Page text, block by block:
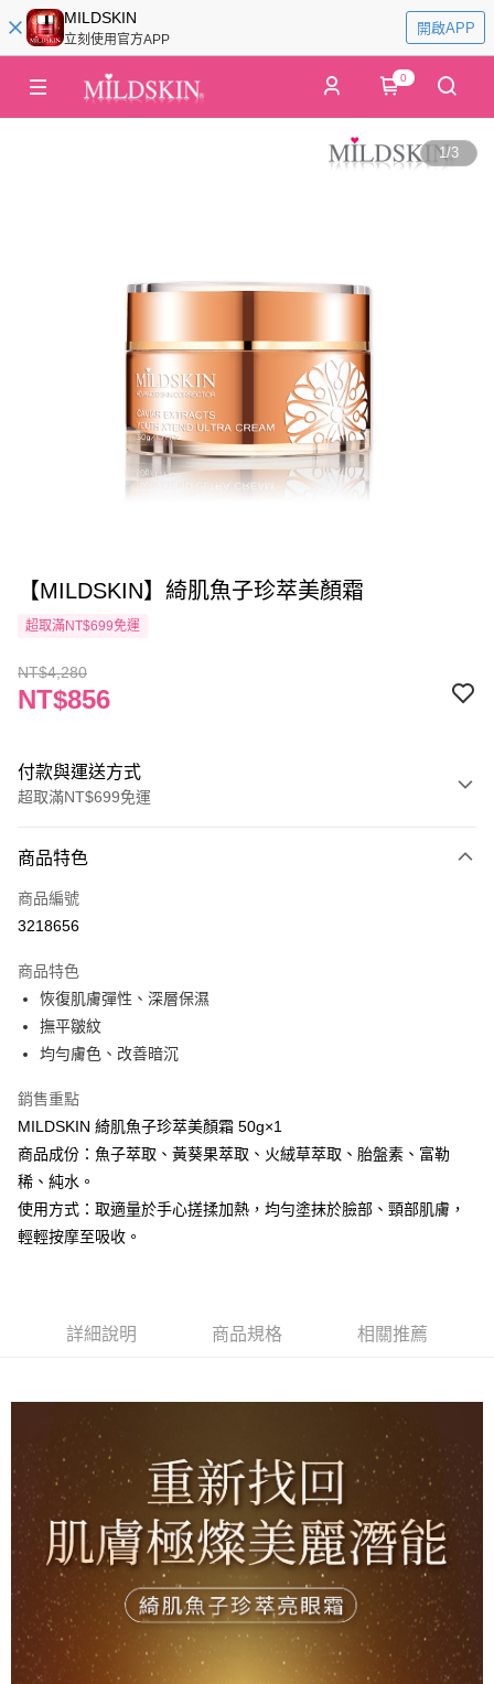
MILDSKIN
立刻使用官方APP
開啟APP
0
1/3
【MILDSKIN】綺肌魚子珍萃美顏霜
超取滿NT$699免運
NT$4,280
NT$856
付款與運送方式
超取滿NT$699免運
信用卡一次付款
信用卡分期付款
合作金庫商業銀行
華南商業銀行
上海商業儲蓄銀行
國泰世華商業銀行
匯豐（台灣）商業銀行
聯邦商業銀行
遠東國際商業銀行
元大商業銀行
永豐商業銀行
台新國際商業銀行
台灣樂天信用卡公司
6 期 0 利率 每期
華南商業銀行
上海商業儲蓄銀行
臺灣中小企業銀行
匯豐（台灣）商業銀行
華泰商業銀行
聯邦商業銀行
遠東國際商業銀行
元大商業銀行
玉山商業銀行
星展（台灣）商業銀行
台灣樂天信用卡公司
超商取貨付款
LINE Pay
Apple Pay
街口支付
悠遊付
１．簡單：不需註冊會員、不需綁卡、不需儲值。
１．於結帳方式選擇「AFTEE先享後付」後，將跳轉至「AFTEE先享後付」
結帳頁面，進行簡訊認證並確認金額後，即可完成結帳。
２．訂單成立數日內，您將收到繳費通知簡訊。
３．收到繳費通知簡訊後14天內，點擊此簡訊中的連結，可透過四大超商／
ATM／網路銀行／等多元方式進行付款，方視為交易完成。
※ 請注意：結帳手續完成當下不需立刻繳費，但若您需要取消訂單，請聯絡
購買商品的店家。未經商家同意取消之訂單仍視為有效，需透過AFTEE先享
後付繳納相關費用。
※ 交易是否成功請以「AFTEE先享後付 」之結帳頁面顯示為準，若有關於
是否繳費成功／繳費後需取消欲退款等相關疑問，請聯繫「AFTEE先享後付
客戶支援中心」
https://netprotections.freshdesk.com/support/home
【注意事項】
全家取貨付款
付款後全家取貨
每筆NT$50，滿NT$699(含以上)免運費
X(勿選)未配合萊爾富(勿選)X
每筆NT$500
7-11取貨付款
每筆NT$50，滿NT$699(含以上)免運費
付款後7-11取貨
每筆NT$50，滿NT$699(含以上)免運費
商品特色
商品編號
3218656
商品特色
恢復肌膚彈性、深層保濕
撫平皺紋
均勻膚色、改善暗沉
銷售重點
MILDSKIN 綺肌魚子珍萃美顏霜 50g×1
商品成份：魚子萃取、黃葵果萃取、火絨草萃取、胎盤素、富勒
稀、純水。
使用方式：取適量於手心搓揉加熱，均勻塗抹於臉部、頸部肌膚，
輕輕按摩至吸收。
詳細說明 商品規格 相關推薦